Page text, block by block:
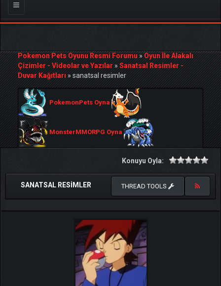
Gezinmeyi
Değiştir
Pokemon Pets Oyunu Resmi Forumu»Oyun İle Alakalı
Çizimler - Videolar ve Yazılar»Sanatsal Resimler -
Duvar Kağıtları»sanatsal resimler
PokemonPets Oyna
MonsterMMORPG Oyna
Konuyu Oyla:
SANATSAL RESIMLER THREAD TOOLS